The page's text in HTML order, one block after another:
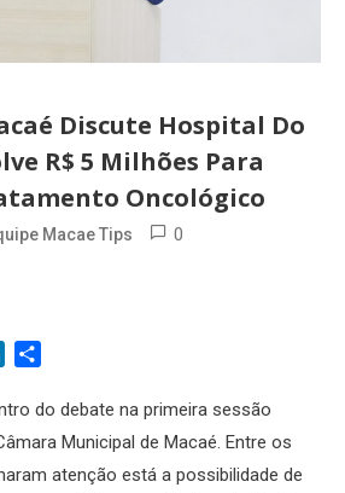
Discute Hospital Do
R$ 5 Milhões Para
Oncológico
Macae Tips 0
LinkedIn
do debate na primeira sessão
Municipal de Macaé. Entre os
atenção está a possibilidade de